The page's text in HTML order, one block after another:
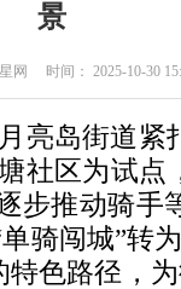
景
网 时间： 2025-10-30
亮岛街道紧
社区为试点
步推动骑手
骑闯城”转
色路径，